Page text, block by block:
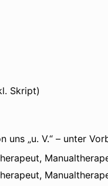
Skript)
uns „u. V.“ – unter